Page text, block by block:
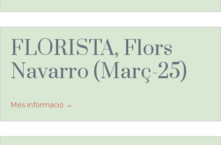
FLORISTA, Flors
Navarro (Març-25)
Més informació